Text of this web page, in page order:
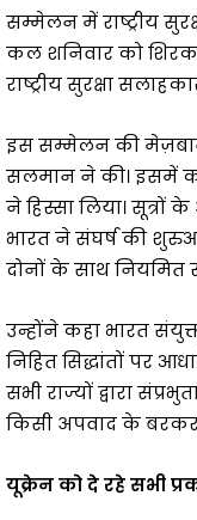
सम्मेलन में राष्ट्रीय
कल शनिवार को
राष्ट्रीय सुरक्षा
इस सम्मेलन की
सलमान ने की। इसमें
ने हिस्सा लिया।
भारत ने संघर्ष की
दोनों के साथ नियमित
उन्होंने कहा भारत
निहित सिद्धांतों पर
सभी राज्यों द्वारा
किसी अपवाद के
यूक्रेन को दे रहे सभी